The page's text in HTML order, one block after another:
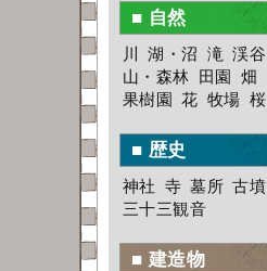
■ 自然
川 湖・沼 滝 渓谷
山・森林 田園 畑
果樹園 花 牧場 桜
■ 歴史
神社 寺 墓所 古墳
三十三観音
■ 建造物